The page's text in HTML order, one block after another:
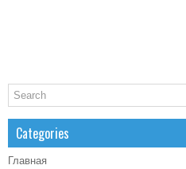
Categories
Главная